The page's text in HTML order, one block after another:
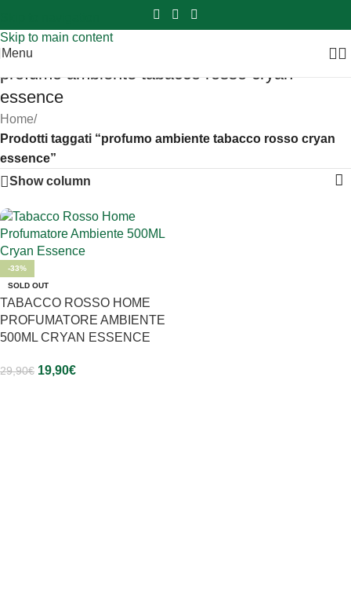
Skip to main content
Sei hai domande contattaci 📲3341056025 - 3886572748
Menu
profumo ambiente tabacco rosso cryan
essence
Home/
Prodotti taggati “profumo ambiente tabacco rosso cryan
essence”
Show column
-33%
SOLD OUT
TABACCO ROSSO HOME
PROFUMATORE AMBIENTE
500ML CRYAN ESSENCE
29,90€ 19,90€